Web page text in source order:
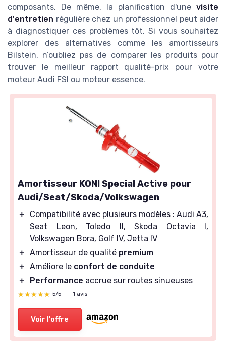
composants. De même, la planification d'une visite
d'entretien régulière chez un professionnel peut aider
à diagnostiquer ces problèmes tôt. Si vous souhaitez
explorer des alternatives comme les amortisseurs
Bilstein, n’oubliez pas de comparer les produits pour
trouver le meilleur rapport qualité-prix pour votre
moteur Audi FSI ou moteur essence.
Amortisseur KONI Special Active pour
Audi/Seat/Skoda/Volkswagen
＋
Compatibilité avec plusieurs modèles : Audi A3,
Seat Leon, Toledo II, Skoda Octavia I,
Volkswagen Bora, Golf IV, Jetta IV
＋ Amortisseur de qualité premium
＋ Améliore le confort de conduite
＋
Performance accrue sur routes sinueuses
★★★★★
★★★★★ 5/5 — 1 avis
Voir l'offre